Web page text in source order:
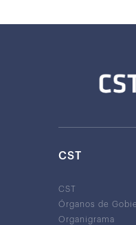
CST
CST
Órganos de
Organigrama